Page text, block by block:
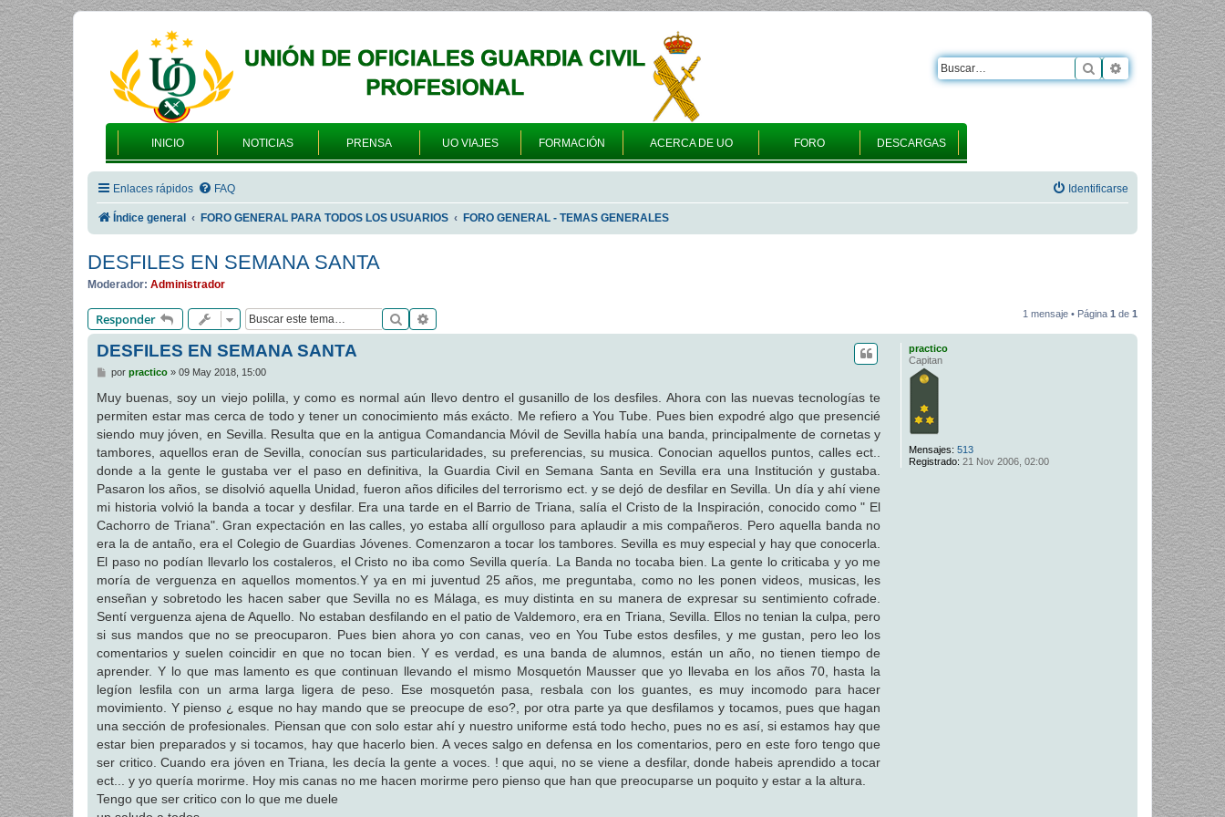
INICIO NOTICIAS PRENSA UO VIAJES FORMACIÓN ACERCA DE UO FORO DESCARGAS
Buscar Búsqueda
Enlaces rápidos FAQ Identificarse
Índice general FORO GENERAL PARA TODOS LOS USUARIOS FORO GENERAL - TEMAS GENERALES
DESFILES EN SEMANA SANTA
Moderador: Administrador
Responder Buscar 1 mensaje • Página 1 de 1
practico
Capitan
Mensajes: 513
Registrado: 21 Nov 2006, 02:00
DESFILES EN SEMANA SANTA
M
n
a
j
e
por practico» 09 May 2018, 15:00
Muy buenas, soy un viejo polilla, y como es normal aún llevo dentro el gusanillo de los desfiles. Ahora con las nuevas tecnologías te
permiten estar mas cerca de todo y tener un conocimiento más exácto. Me refiero a You Tube. Pues bien expodré algo que presencié
siendo muy jóven, en Sevilla. Resulta que en la antigua Comandancia Móvil de Sevilla había una banda, principalmente de cornetas y
tambores, aquellos eran de Sevilla, conocían sus particularidades, su preferencias, su musica. Conocian aquellos puntos, calles ect..
donde a la gente le gustaba ver el paso en definitiva, la Guardia Civil en Semana Santa en Sevilla era una Institución y gustaba.
Pasaron los años, se disolvió aquella Unidad, fueron años dificiles del terrorismo ect. y se dejó de desfilar en Sevilla. Un día y ahí viene
mi historia volvió la banda a tocar y desfilar. Era una tarde en el Barrio de Triana, salía el Cristo de la Inspiración, conocido como " El
Cachorro de Triana". Gran expectación en las calles, yo estaba allí orgulloso para aplaudir a mis compañeros. Pero aquella banda no
era la de antaño, era el Colegio de Guardias Jóvenes. Comenzaron a tocar los tambores. Sevilla es muy especial y hay que conocerla.
El paso no podían llevarlo los costaleros, el Cristo no iba como Sevilla quería. La Banda no tocaba bien. La gente lo criticaba y yo me
moría de verguenza en aquellos momentos.Y ya en mi juventud 25 años, me preguntaba, como no les ponen videos, musicas, les
enseñan y sobretodo les hacen saber que Sevilla no es Málaga, es muy distinta en su manera de expresar su sentimiento cofrade.
Sentí verguenza ajena de Aquello. No estaban desfilando en el patio de Valdemoro, era en Triana, Sevilla. Ellos no tenian la culpa, pero
si sus mandos que no se preocuparon. Pues bien ahora yo con canas, veo en You Tube estos desfiles, y me gustan, pero leo los
comentarios y suelen coincidir en que no tocan bien. Y es verdad, es una banda de alumnos, están un año, no tienen tiempo de
aprender. Y lo que mas lamento es que continuan llevando el mismo Mosquetón Mausser que yo llevaba en los años 70, hasta la
legíon lesfila con un arma larga ligera de peso. Ese mosquetón pasa, resbala con los guantes, es muy incomodo para hacer
movimiento. Y pienso ¿ esque no hay mando que se preocupe de eso?, por otra parte ya que desfilamos y tocamos, pues que hagan
una sección de profesionales. Piensan que con solo estar ahí y nuestro uniforme está todo hecho, pues no es así, si estamos hay que
estar bien preparados y si tocamos, hay que hacerlo bien. A veces salgo en defensa en los comentarios, pero en este foro tengo que
ser critico. Cuando era jóven en Triana, les decía la gente a voces. ! que aqui, no se viene a desfilar, donde habeis aprendido a tocar
ect... y yo quería morirme. Hoy mis canas no me hacen morirme pero pienso que han que preocuparse un poquito y estar a la altura.
Tengo que ser critico con lo que me duele